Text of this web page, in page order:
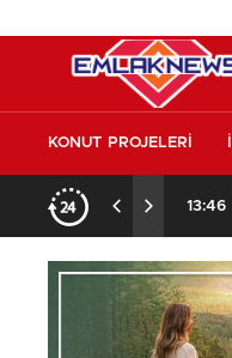
KONUT PROJELERİ
13:26